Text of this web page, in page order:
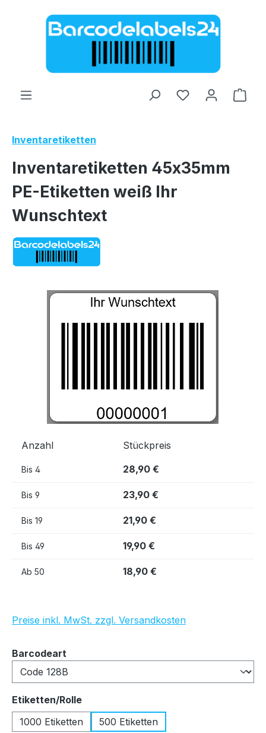
Zum Hauptinhalt springen
Inventaretiketten
Inventaretiketten 45x35mm
PE-Etiketten weiß Ihr
Wunschtext
Bildergalerie überspringen
Anzahl Stückpreis
Bis 4 28,90 €
Bis 9 23,90 €
Bis 19 21,90 €
Bis 49 19,90 €
Ab 50 18,90 €
Preise inkl. MwSt. zzgl. Versandkosten
Barcodeart
Etiketten/Rolleauswählen
1000 Etiketten
500 Etiketten